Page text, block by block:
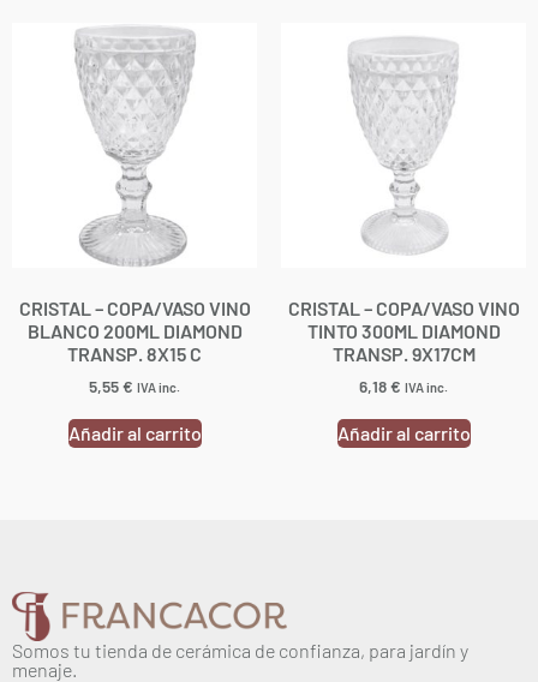
CRISTAL – COPA/VASO VINO
BLANCO 200ML DIAMOND
TRANSP. 8X15 C
5,55€ IVA inc.
Añadir al carrito
CRISTAL – COPA/VASO VINO
TINTO 300ML DIAMOND
TRANSP. 9X17CM
6,18€ IVA inc.
Añadir al carrito
Somos tu tienda de cerámica de confianza, para jardín y
menaje.